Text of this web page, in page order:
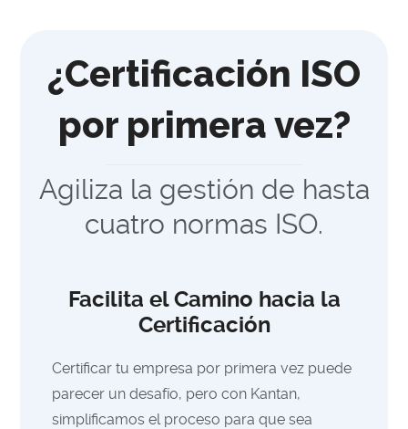
¿Certificación ISO
por primera vez?
Agiliza la gestión de hasta
cuatro normas ISO.
Facilita el Camino hacia la
Certificación
Certificar tu empresa por primera vez puede
parecer un desafío, pero con Kantan,
simplificamos el proceso para que sea